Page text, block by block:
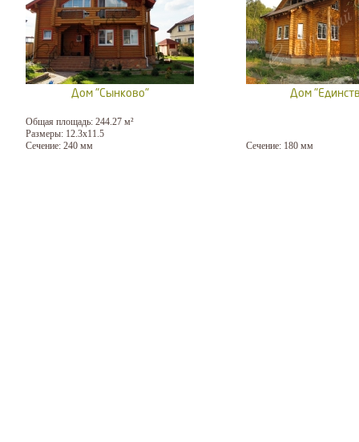
Дом "Сынково"
Общая площадь: 244.27 м²
Размеры: 12.3x11.5
Сечение: 240 мм
Дом
Сечение: 180 мм